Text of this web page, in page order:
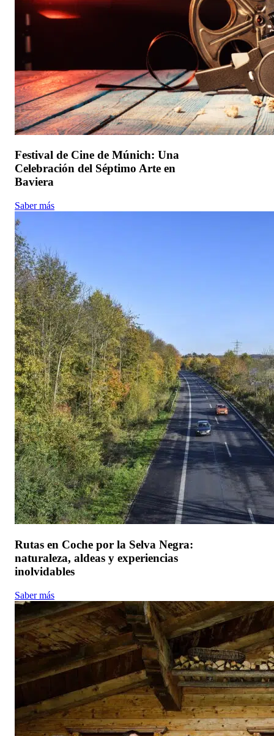
Festival de Cine de Múnich: Una
Celebración del Séptimo Arte en
Baviera
Saber más
Rutas en Coche por la Selva Negra:
naturaleza, aldeas y experiencias
inolvidables
Saber más